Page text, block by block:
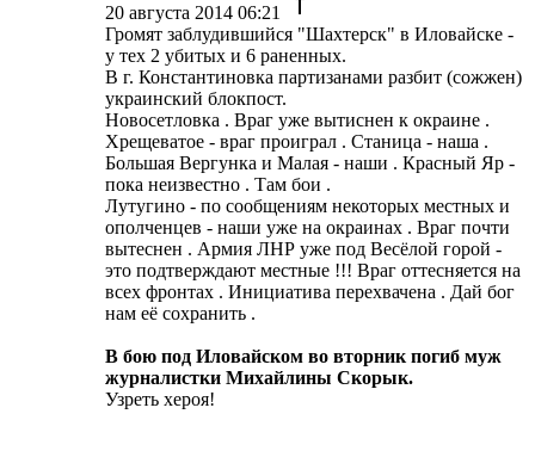
20 августа 2014 06:21
Громят заблудившийся "Шахтерск" в Иловайске -
у тех 2 убитых и 6 раненных.
В г. Константиновка партизанами разбит (сожжен)
украинский блокпост.
Новосетловка . Враг уже вытиснен к окраине .
Хрещеватое - враг проиграл . Станица - наша .
Большая Вергунка и Малая - наши . Красный Яр -
пока неизвестно . Там бои .
Лутугино - по сообщениям некоторых местных и
ополченцев - наши уже на окраинах . Враг почти
вытеснен . Армия ЛНР уже под Весёлой горой -
это подтверждают местные !!! Враг оттесняется на
всех фронтах . Инициатива перехвачена . Дай бог
нам её сохранить .
В бою под Иловайском во вторник погиб муж
журналистки Михайлины Скорык.
Узреть хероя!